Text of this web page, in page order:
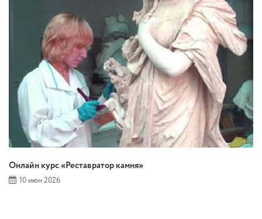
Онлайн курс «Реставратор камня»
10 июн 2026